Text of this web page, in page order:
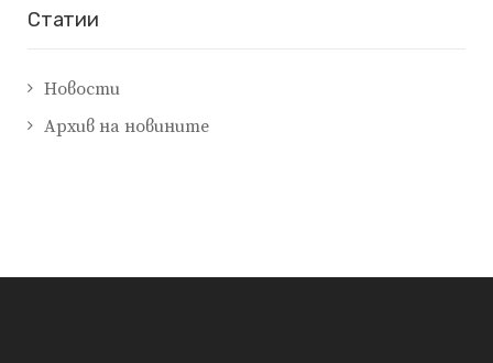
Cтатии
Новости
Архив на новините